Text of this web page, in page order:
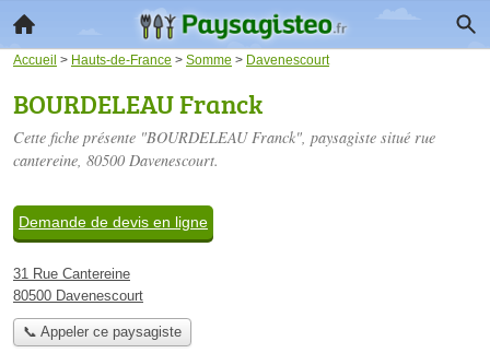
Accueil > Hauts-de-France > Somme > Davenescourt
BOURDELEAU Franck
Cette fiche présente "BOURDELEAU Franck", paysagiste situé rue
cantereine, 80500 Davenescourt.
Demande de devis en ligne
31 Rue Cantereine
80500 Davenescourt
📞 Appeler ce paysagiste